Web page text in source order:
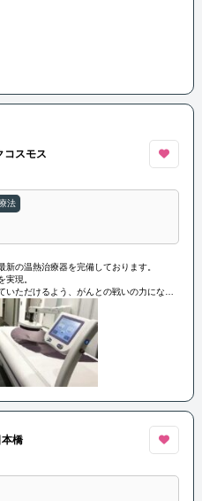
コスモス
法
の温熱治療器を完備しております。
実現。
ただけるよう、がんとの戦いの力になれ
橋